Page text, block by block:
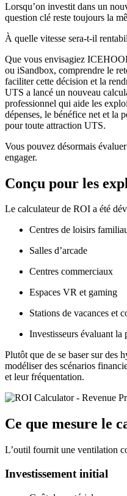
Lorsqu’on investit dans un
question clé reste toujours la
À quelle vitesse sera-t-il
Que vous envisagiez
ou iSandbox, comprendre le
faciliter cette décision et la
UTS a lancé un nouveau
professionnel qui aide les
dépenses, le bénéfice net et la
pour toute attraction UTS.
Vous pouvez désormais
engager.
Conçu pour les
Le calculateur de ROI a été
Centres de loisirs
Salles d’arcade
Centres commerciaux
Espaces VR et gaming
Stations de vacances et
Investisseurs évaluant la
Plutôt que de se baser sur des
modéliser des scénarios
et leur fréquentation.
Ce que mesure le
L’outil fournit une ventilation
Investissement initial